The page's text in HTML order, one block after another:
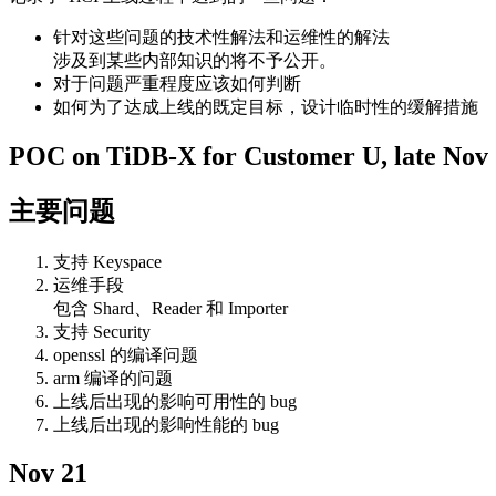
针对这些问题的技术性解法和运维性的解法
涉及到某些内部知识的将不予公开。
对于问题严重程度应该如何判断
如何为了达成上线的既定目标，设计临时性的缓解措施
POC on TiDB-X for Customer U, late Nov
主要问题
支持 Keyspace
运维手段
包含 Shard、Reader 和 Importer
支持 Security
openssl 的编译问题
arm 编译的问题
上线后出现的影响可用性的 bug
上线后出现的影响性能的 bug
Nov 21